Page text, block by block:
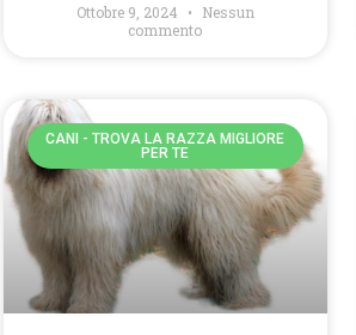
Ottobre 9, 2024
Nessun
commento
CANI - TROVA LA RAZZA MIGLIORE
PER TE